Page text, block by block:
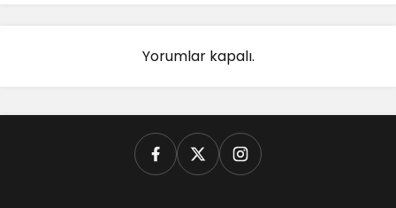
Yorumlar kapalı.